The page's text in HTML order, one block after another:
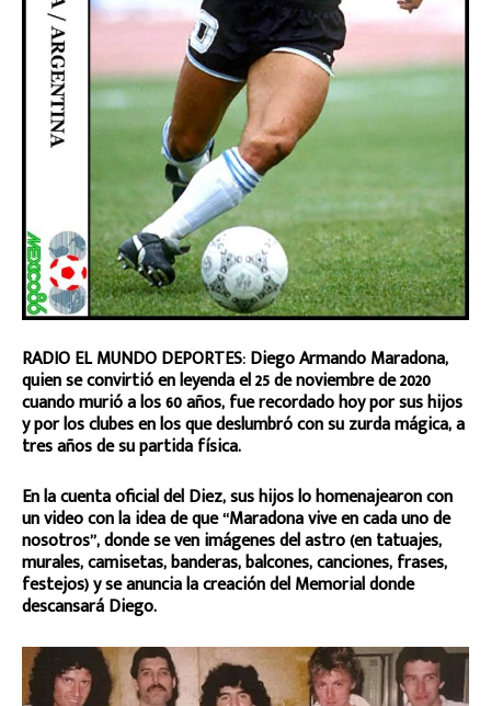
RADIO EL MUNDO DEPORTES: Diego Armando Maradona,
quien se convirtió en leyenda el 25 de noviembre de 2020
cuando murió a los 60 años, fue recordado hoy por sus hijos
y por los clubes en los que deslumbró con su zurda mágica, a
tres años de su partida física.
En la cuenta oficial del Diez, sus hijos lo homenajearon con
un video con la idea de que “Maradona vive en cada uno de
nosotros”, donde se ven imágenes del astro (en tatuajes,
murales, camisetas, banderas, balcones, canciones, frases,
festejos) y se anuncia la creación del Memorial donde
descansará Diego.